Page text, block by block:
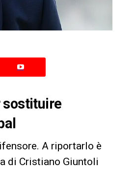
sostituire
A riportarlo è
di Cristiano Giuntoli